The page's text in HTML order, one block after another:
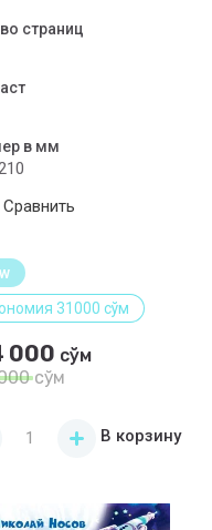
страниц
в мм
Сравнить
31000 сўм
000 сўм
сўм
В корзину